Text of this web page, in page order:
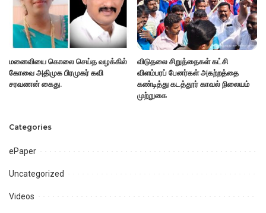
மனைவியை கொலை செய்த வழக்கில்
கோவை அதிமுக பிரமுகர் கவி
சரவணன் கைது.
விடுதலை சிறுத்தைகள் கட்சி
விளம்பரப் பேனர்கள் அகற்றத்தை
கண்டித்து கடத்தூர் காவல் நிலையம்
முற்றுகை
Categories
ePaper
Uncategorized
Videos